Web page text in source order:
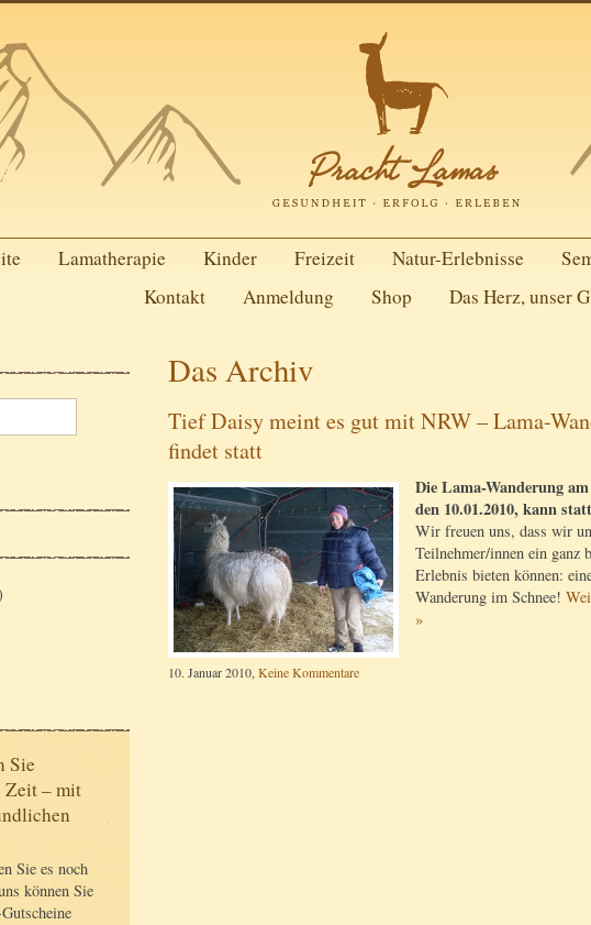
Lamatherapie Kinder Freizeit Natur-Erlebnisse
Kontakt
Anmeldung Shop Das Herz, unser
Sie
Zeit – mit
Sie es noch
können Sie
Das Archiv
Tief Daisy meint es gut mit NRW – Lama-
findet statt
Die Lama-Wanderung
den 10.01.2010, kann
Wir freuen uns, dass wir
Teilnehmer/innen ein ganz
Erlebnis bieten können:
Wanderung im Schnee!
»
10. Januar 2010,Keine Kommentare